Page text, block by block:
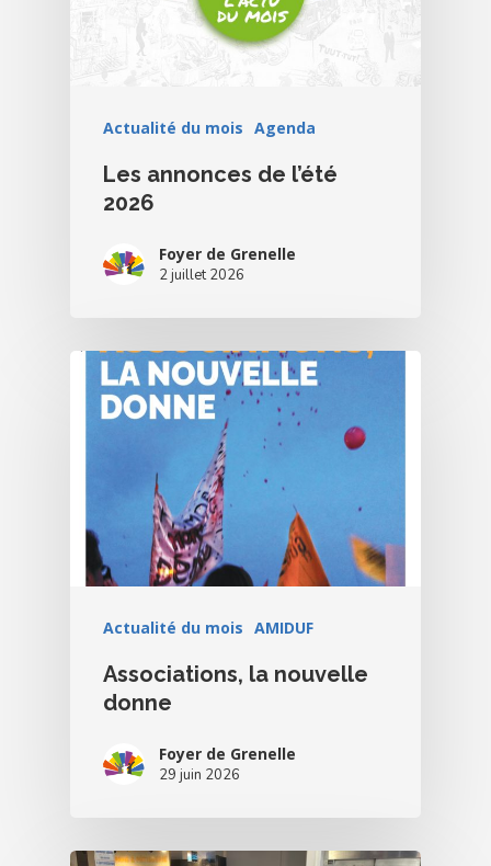
Actualité du mois Agenda
Les annonces de l’été
2026
Foyer de Grenelle
2 juillet 2026
Actualité du mois AMIDUF
Associations, la nouvelle
donne
Foyer de Grenelle
29 juin 2026
Blog
Dons Et Adhésions
Réservation De